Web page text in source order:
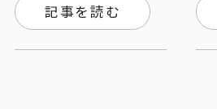
記事を読む